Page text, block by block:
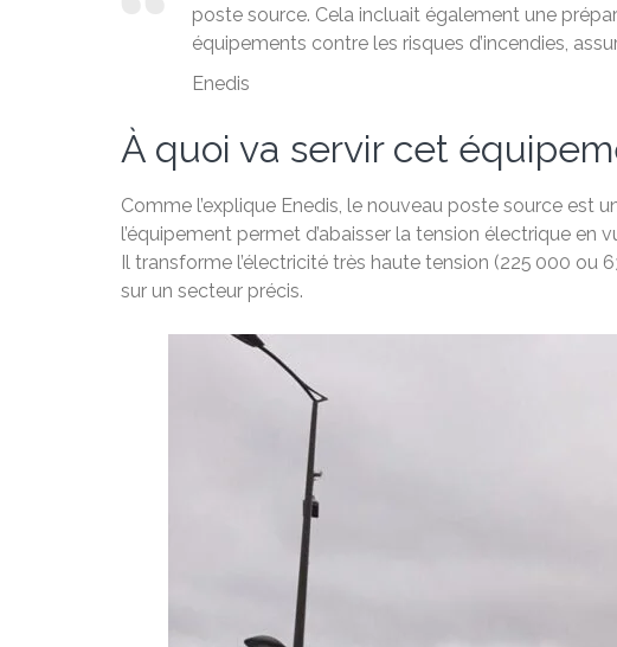
poste source. Cela incluait également une
équipements contre les risques d’incendies,
Enedis
À quoi va servir cet
Comme l’explique Enedis, le nouveau poste source est
l’équipement permet d’abaisser la tension électrique en
Il transforme l’électricité très haute tension (225 000 ou
sur un secteur précis.